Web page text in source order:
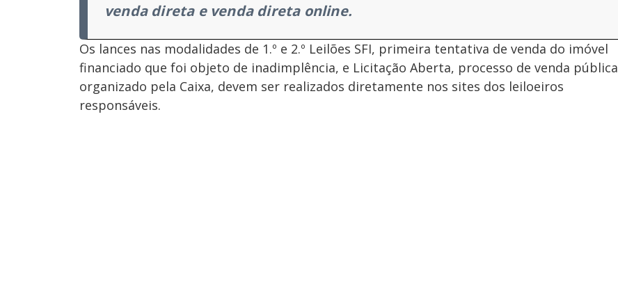
venda direta e venda direta online.
Os lances nas modalidades de 1.º e 2.º Leilões SFI, primeira tentativa de venda do imóvel
financiado que foi objeto de inadimplência, e Licitação Aberta, processo de venda pública
organizado pela Caixa, devem ser realizados diretamente nos sites dos leiloeiros
responsáveis.